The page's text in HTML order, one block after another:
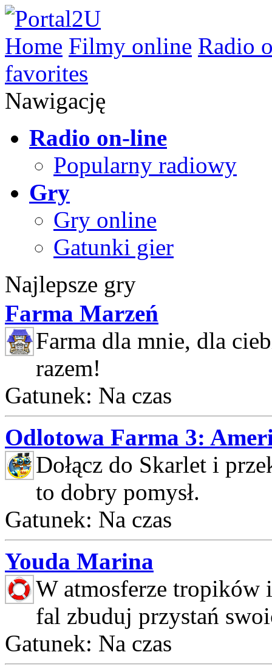
Home Filmy online Radio
favorites
Nawigację
Radio on-line
Popularny radiowy
Gry
Gry online
Gatunki gier
Najlepsze gry
Farma Marzeń
Farma dla mnie, dla
razem!
Gatunek: Na czas
Odlotowa Farma 3:
Dołącz do Skarlet i
to dobry pomysł.
Gatunek: Na czas
Youda Marina
W atmosferze tropików
fal zbuduj przystań
Gatunek: Na czas